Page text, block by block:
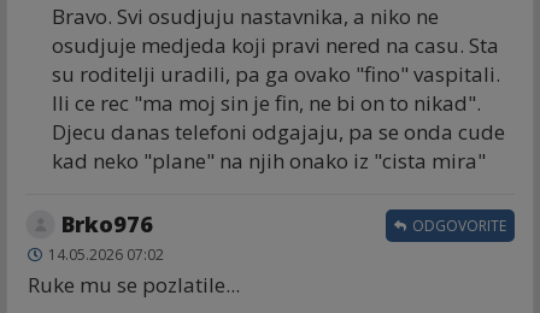
Bravo. Svi osudjuju nastavnika, a niko ne
osudjuje medjeda koji pravi nered na casu. Sta
su roditelji uradili, pa ga ovako "fino" vaspitali.
Ili ce rec "ma moj sin je fin, ne bi on to nikad".
Djecu danas telefoni odgajaju, pa se onda cude
kad neko "plane" na njih onako iz "cista mira"
Brko976
14.05.2026 07:02
Ruke mu se pozlatile...
ODGOVORITE